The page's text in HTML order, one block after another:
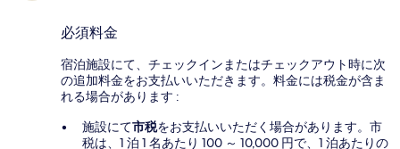
必須料金
宿泊施設にて、チェックインまたはチェックアウト時に次
の追加料金をお支払いいただきます。料金には税金が含ま
れる場合があります :
施設にて市税をお支払いいただく場合があります。市
税は、1 泊 1 名あたり 100 ～ 10,000 円で、1 泊あたりの